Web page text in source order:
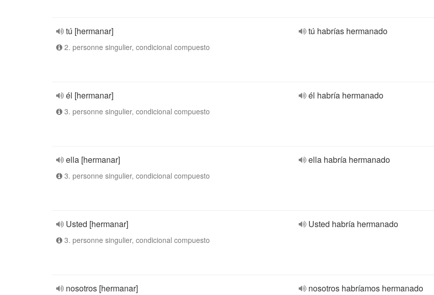
tú [hermanar]
2. personne singulier, condicional compuesto
tú habrías hermanado
él [hermanar]
3. personne singulier, condicional compuesto
él habría hermanado
ella [hermanar]
3. personne singulier, condicional compuesto
ella habría hermanado
Usted [hermanar]
3. personne singulier, condicional compuesto
Usted habría hermanado
nosotros [hermanar] nosotros habríamos hermanado